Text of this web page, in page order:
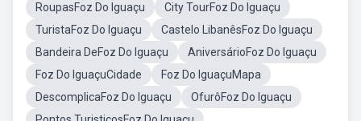
RoupasFoz Do Iguaçu
City TourFoz Do Iguaçu
TuristaFoz Do Iguaçu
Castelo LibanêsFoz Do Iguaçu
Bandeira DeFoz Do Iguaçu
AniversárioFoz Do Iguaçu
Foz Do IguaçuCidade
Foz Do IguaçuMapa
DescomplicaFoz Do Iguaçu
OfurôFoz Do Iguaçu